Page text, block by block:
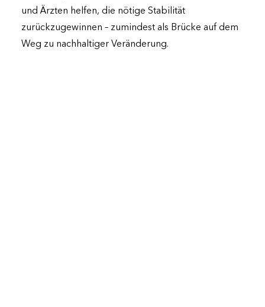
und Ärzten helfen, die nötige Stabilität
zurückzugewinnen – zumindest als Brücke auf dem
Weg zu nachhaltiger Veränderung.